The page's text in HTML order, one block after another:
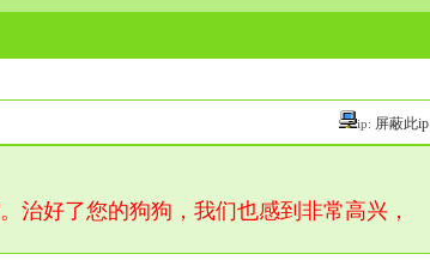
ip: 屏蔽此ip
治好了您的狗狗，我们也感到非常高兴，